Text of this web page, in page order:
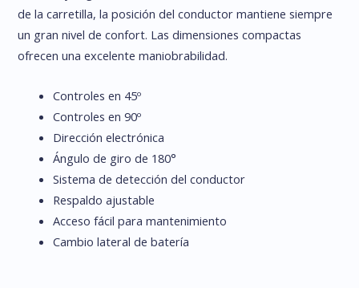
de la carretilla, la posición del conductor mantiene siempre
un gran nivel de confort. Las dimensiones compactas
ofrecen una excelente maniobrabilidad.
Controles en 45º
Controles en 90º
Dirección electrónica
Ángulo de giro de 180°
Sistema de detección del conductor
Respaldo ajustable
Acceso fácil para mantenimiento
Cambio lateral de batería